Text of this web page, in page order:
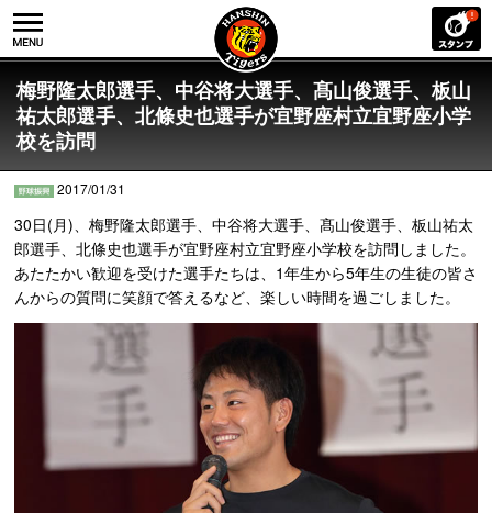
梅野隆太郎選手、中谷将大選手、髙山俊選手、板山
祐太郎選手、北條史也選手が宜野座村立宜野座小学
校を訪問
2017/01/31
30日(月)、梅野隆太郎選手、中谷将大選手、髙山俊選手、板山祐太
郎選手、北條史也選手が宜野座村立宜野座小学校を訪問しました。
あたたかい歓迎を受けた選手たちは、1年生から5年生の生徒の皆さ
んからの質問に笑顔で答えるなど、楽しい時間を過ごしました。